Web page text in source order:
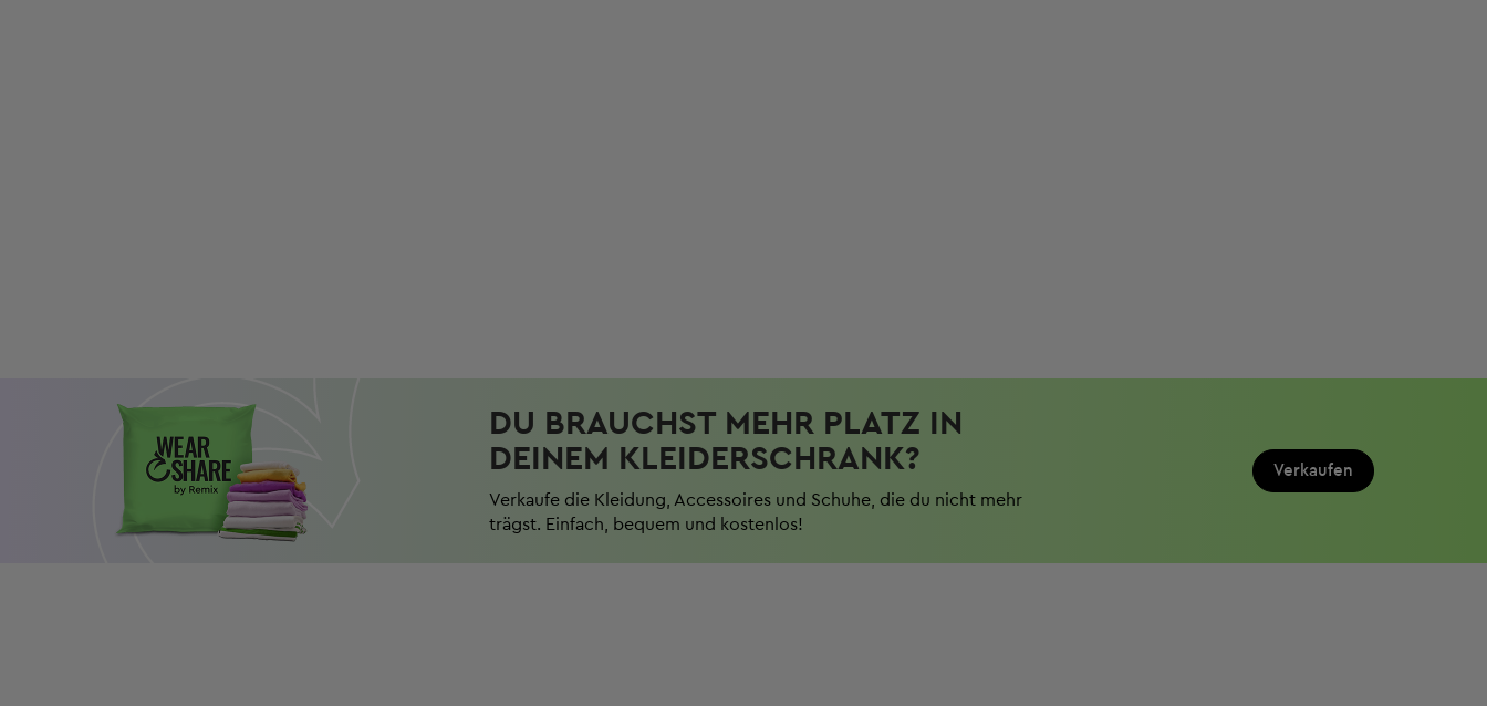
DU BRAUCHST MEHR PLATZ IN
DEINEM KLEIDERSCHRANK?
Verkaufe die Kleidung, Accessoires und Schuhe, die du nicht mehr
trägst. Einfach, bequem und kostenlos!
Verkaufen